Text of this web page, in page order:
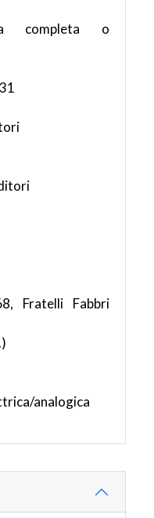
completa o
Fratelli Fabbri
analogica